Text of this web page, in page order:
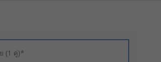
(1 คู่)*